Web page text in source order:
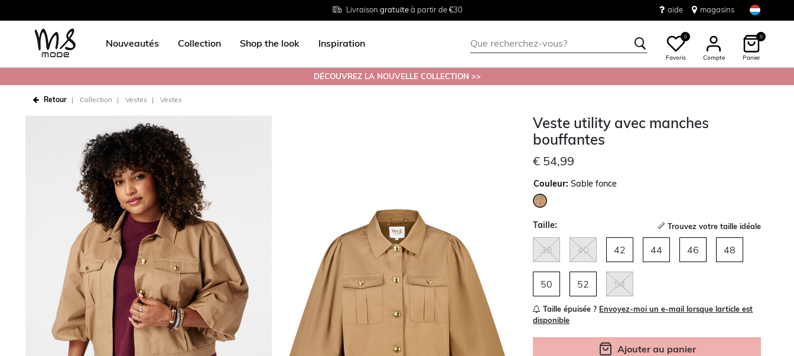
Livraison gratuiteà partir de €30
Tailles du38 au 54
Retourgratuit en magasin aide magasins
Nouveautés Collection Shop the look Inspiration
0
Favoris Compte
0
Panier
DÉCOUVREZ LA NOUVELLE COLLECTION >>
Retour Collection Vestes Vestes
Veste utility avec manches
bouffantes
€ 54,99
Couleur:Sable fonce
Taille: Trouvez votre taille idéale
38 40 42 44 46 48
50 52 54
Taille épuisée ? Envoyez-moi un e-mail lorsque larticle est
disponible
Ajouter au panier